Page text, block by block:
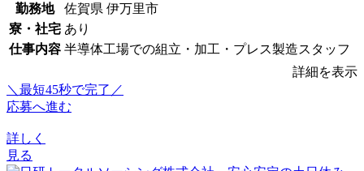
勤務地
佐賀県 伊万里市
寮・社宅 あり
仕事内容 半導体工場での組立・加工・プレス製造スタッフ
詳細を表示
＼最短45秒で完了／
応募へ進む
詳しく
見る